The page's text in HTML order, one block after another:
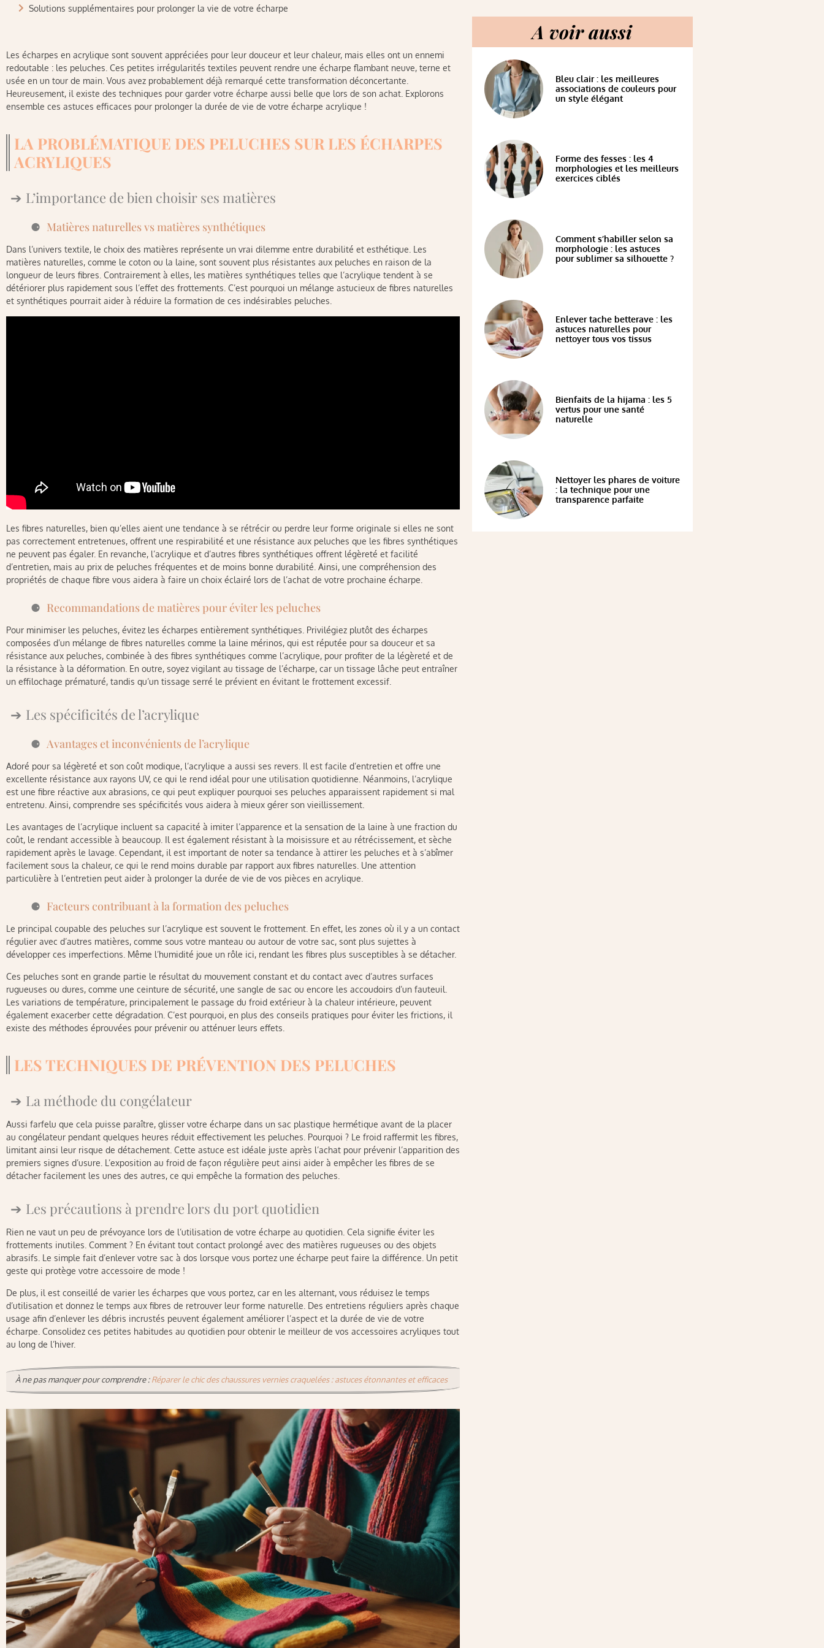
Solutions supplémentaires pour prolonger la vie de votre écharpe
Les écharpes en acrylique sont souvent appréciées pour leur douceur et leur chaleur, mais elles ont un ennemi
redoutable : les peluches. Ces petites irrégularités textiles peuvent rendre une écharpe flambant neuve, terne et
usée en un tour de main. Vous avez probablement déjà remarqué cette transformation déconcertante.
Heureusement, il existe des techniques pour garder votre écharpe aussi belle que lors de son achat. Explorons
ensemble ces astuces efficaces pour prolonger la durée de vie de votre écharpe acrylique !
LA PROBLÉMATIQUE DES PELUCHES SUR LES ÉCHARPES
ACRYLIQUES
L’importance de bien choisir ses matières
Matières naturelles vs matières synthétiques
Dans l’univers textile, le choix des matières représente un vrai dilemme entre durabilité et esthétique. Les
matières naturelles, comme le coton ou la laine, sont souvent plus résistantes aux peluches en raison de la
longueur de leurs fibres. Contrairement à elles, les matières synthétiques telles que l’acrylique tendent à se
détériorer plus rapidement sous l’effet des frottements. C’est pourquoi un mélange astucieux de fibres naturelles
et synthétiques pourrait aider à réduire la formation de ces indésirables peluches.
Les fibres naturelles, bien qu’elles aient une tendance à se rétrécir ou perdre leur forme originale si elles ne sont
pas correctement entretenues, offrent une respirabilité et une résistance aux peluches que les fibres synthétiques
ne peuvent pas égaler. En revanche, l’acrylique et d’autres fibres synthétiques offrent légèreté et facilité
d’entretien, mais au prix de peluches fréquentes et de moins bonne durabilité. Ainsi, une compréhension des
propriétés de chaque fibre vous aidera à faire un choix éclairé lors de l’achat de votre prochaine écharpe.
Recommandations de matières pour éviter les peluches
Pour minimiser les peluches, évitez les écharpes entièrement synthétiques. Privilégiez plutôt des écharpes
composées d’un mélange de fibres naturelles comme la laine mérinos, qui est réputée pour sa douceur et sa
résistance aux peluches, combinée à des fibres synthétiques comme l’acrylique, pour profiter de la légèreté et de
la résistance à la déformation. En outre, soyez vigilant au tissage de l’écharpe, car un tissage lâche peut entraîner
un effilochage prématuré, tandis qu’un tissage serré le prévient en évitant le frottement excessif.
Les spécificités de l’acrylique
Avantages et inconvénients de l’acrylique
Adoré pour sa légèreté et son coût modique, l’acrylique a aussi ses revers. Il est facile d’entretien et offre une
excellente résistance aux rayons UV, ce qui le rend idéal pour une utilisation quotidienne. Néanmoins, l’acrylique
est une fibre réactive aux abrasions, ce qui peut expliquer pourquoi ses peluches apparaissent rapidement si mal
entretenu. Ainsi, comprendre ses spécificités vous aidera à mieux gérer son vieillissement.
Les avantages de l’acrylique incluent sa capacité à imiter l’apparence et la sensation de la laine à une fraction du
coût, le rendant accessible à beaucoup. Il est également résistant à la moisissure et au rétrécissement, et sèche
rapidement après le lavage. Cependant, il est important de noter sa tendance à attirer les peluches et à s’abîmer
facilement sous la chaleur, ce qui le rend moins durable par rapport aux fibres naturelles. Une attention
particulière à l’entretien peut aider à prolonger la durée de vie de vos pièces en acrylique.
Facteurs contribuant à la formation des peluches
Le principal coupable des peluches sur l’acrylique est souvent le frottement. En effet, les zones où il y a un contact
régulier avec d’autres matières, comme sous votre manteau ou autour de votre sac, sont plus sujettes à
développer ces imperfections. Même l’humidité joue un rôle ici, rendant les fibres plus susceptibles à se détacher.
Ces peluches sont en grande partie le résultat du mouvement constant et du contact avec d’autres surfaces
rugueuses ou dures, comme une ceinture de sécurité, une sangle de sac ou encore les accoudoirs d’un fauteuil.
Les variations de température, principalement le passage du froid extérieur à la chaleur intérieure, peuvent
également exacerber cette dégradation. C’est pourquoi, en plus des conseils pratiques pour éviter les frictions, il
existe des méthodes éprouvées pour prévenir ou atténuer leurs effets.
LES TECHNIQUES DE PRÉVENTION DES PELUCHES
La méthode du congélateur
Aussi farfelu que cela puisse paraître, glisser votre écharpe dans un sac plastique hermétique avant de la placer
au congélateur pendant quelques heures réduit effectivement les peluches. Pourquoi ? Le froid raffermit les fibres,
limitant ainsi leur risque de détachement. Cette astuce est idéale juste après l’achat pour prévenir l’apparition des
premiers signes d’usure. L’exposition au froid de façon régulière peut ainsi aider à empêcher les fibres de se
détacher facilement les unes des autres, ce qui empêche la formation des peluches.
Les précautions à prendre lors du port quotidien
Rien ne vaut un peu de prévoyance lors de l’utilisation de votre écharpe au quotidien. Cela signifie éviter les
frottements inutiles. Comment ? En évitant tout contact prolongé avec des matières rugueuses ou des objets
abrasifs. Le simple fait d’enlever votre sac à dos lorsque vous portez une écharpe peut faire la différence. Un petit
geste qui protège votre accessoire de mode !
De plus, il est conseillé de varier les écharpes que vous portez, car en les alternant, vous réduisez le temps
d’utilisation et donnez le temps aux fibres de retrouver leur forme naturelle. Des entretiens réguliers après chaque
usage afin d’enlever les débris incrustés peuvent également améliorer l’aspect et la durée de vie de votre
écharpe. Consolidez ces petites habitudes au quotidien pour obtenir le meilleur de vos accessoires acryliques tout
au long de l’hiver.
À ne pas manquer pour comprendre :Réparer le chic des chaussures vernies craquelées : astuces étonnantes et efficaces
A voir aussi
Bleu clair : les meilleures
associations de couleurs pour
un style élégant
Forme des fesses : les 4
morphologies et les meilleurs
exercices ciblés
Comment s’habiller selon sa
morphologie : les astuces
pour sublimer sa silhouette ?
Enlever tache betterave : les
astuces naturelles pour
nettoyer tous vos tissus
Bienfaits de la hijama : les 5
vertus pour une santé
naturelle
Nettoyer les phares de voiture
: la technique pour une
transparence parfaite